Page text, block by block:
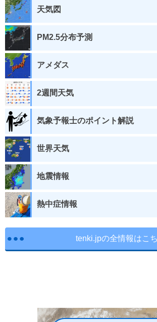
天気図
PM2.5分布予測
アメダス
2週間天気
気象予報士のポイント解説
世界天気
地震情報
熱中症情報
tenki.jpの全情報はこ